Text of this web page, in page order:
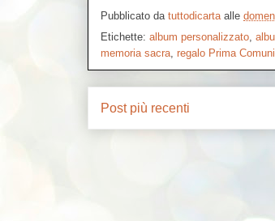
Pubblicato da tuttodicarta alle
Etichette: album personalizzato,
memoria sacra, regalo Prima
Post più recenti